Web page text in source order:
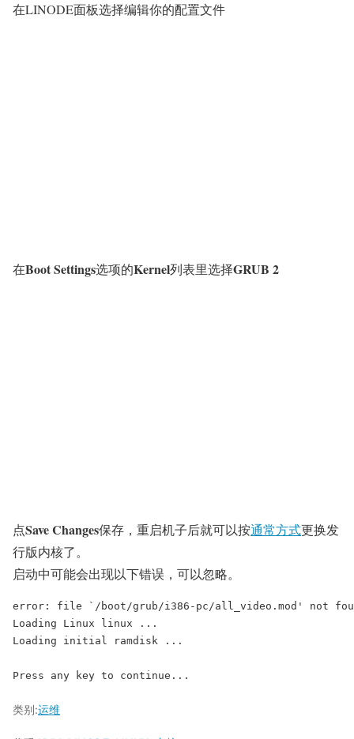
在LINODE面板选择编辑你的配置文件
在Boot Settings选项的Kernel列表里选择GRUB 2
点Save Changes保存，重启机子后就可以按通常方式更换发
行版内核了。
启动中可能会出现以下错误，可以忽略。
error: file `/boot/grub/i386-pc/all_video.mod' not
Loading Linux linux ...
Loading initial ramdisk ...
类别:运维